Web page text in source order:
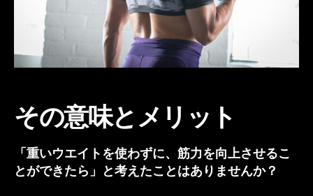
その意味とメリット
「重いウエイトを使わずに、筋力を向上させるこ
とができたら」と考えたことはありませんか？